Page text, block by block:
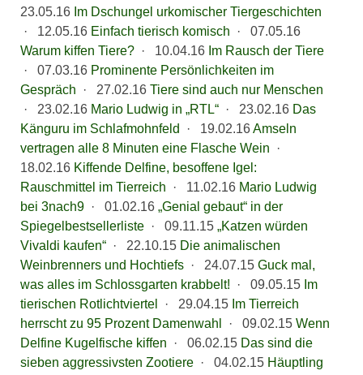
23.05.16 Im Dschungel urkomischer Tiergeschichten
·
12.05.16 Einfach tierisch komisch ·
07.05.16
Warum kiffen Tiere?· 10.04.16 Im Rausch der Tiere
·
07.03.16 Prominente Persönlichkeiten im
Gespräch · 27.02.16 Tiere sind auch nur Menschen
·
23.02.16 Mario Ludwig in „RTL“· 23.02.16 Das
Känguru im Schlafmohnfeld
· 19.02.16Amseln
vertragen alle 8 Minuten eine Flasche Wein ·
18.02.16 Kiffende Delfine, besoffene Igel:
Rauschmittel im Tierreich · 11.02.16 Mario Ludwig
bei 3nach9· 01.02.16 „Genial gebaut“ in der
Spiegelbestsellerliste· 09.11.15 „Katzen würden
Vivaldi kaufen“· 22.10.15 Die animalischen
Weinbrenners und Hochtiefs· 24.07.15 Guck mal,
was alles im Schlossgarten krabbelt! · 09.05.15 Im
tierischen Rotlichtviertel
· 29.04.15 Im Tierreich
herrscht zu 95 Prozent Damenwahl
· 09.02.15 Wenn
Delfine Kugelfische kiffen · 06.02.15 Das sind die
sieben aggressivsten Zootiere· 04.02.15 Häuptling